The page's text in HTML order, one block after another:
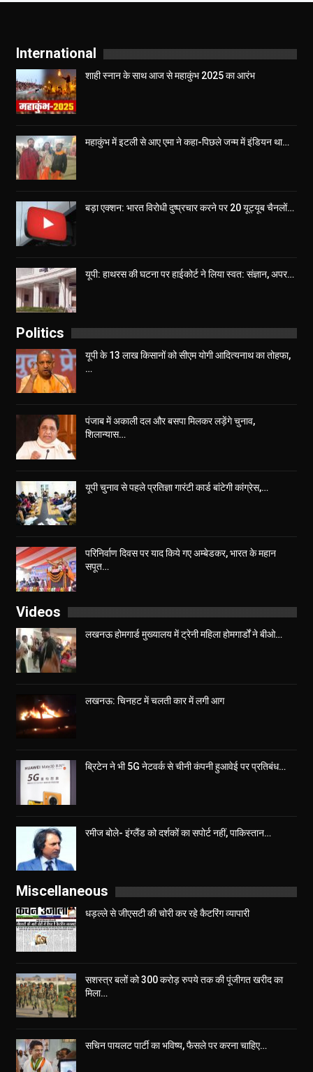
International
शाही स्नान के साथ आज से महाकुंभ 2025 का आरंभ
महाकुंभ में इटली से आए एमा ने कहा-पिछले जन्म में इंडियन था…
बड़ा एक्शन: भारत विरोधी दुष्प्रचार करने पर 20 यूट्यूब चैनलों…
यूपी: हाथरस की घटना पर हाईकोर्ट ने लिया स्वत: संज्ञान, अपर…
Politics
यूपी के 13 लाख किसानों को सीएम योगी आद‍ित्‍यनाथ का तोहफा,
…
पंजाब में अकाली दल और बसपा मिलकर लड़ेंगे चुनाव,
शिलान्यास…
यूपी चुनाव से पहले प्रतिज्ञा गारंटी कार्ड बांटेगी कांग्रेस,…
परिनिर्वाण दिवस पर याद किये गए अम्बेडकर, भारत के महान
सपूत…
Videos
लखनऊ होमगार्ड मुख्यालय में ट्रेनी महिला होमगार्डों ने बीओ…
लखनऊ: चिनहट में चलती कार में लगी आग
ब्रिटेन ने भी 5G नेटवर्क से चीनी कंपनी हुआवेई पर प्रतिबंध…
रमीज बोले- इंग्लैंड को दर्शकों का सपोर्ट नहीं, पाकिस्तान…
Miscellaneous
धड़ल्ले से जीएसटी की चोरी कर रहे कैटरिंग व्यापारी
सशस्त्र बलों को 300 करोड़ रुपये तक की पूंजीगत खरीद का
मिला…
सचिन पायलट पार्टी का भविष्य, फैसले पर करना चाहिए…